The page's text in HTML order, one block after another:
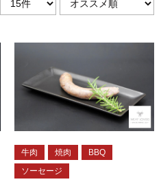
牛肉 焼肉
BBQ
ソーセージ